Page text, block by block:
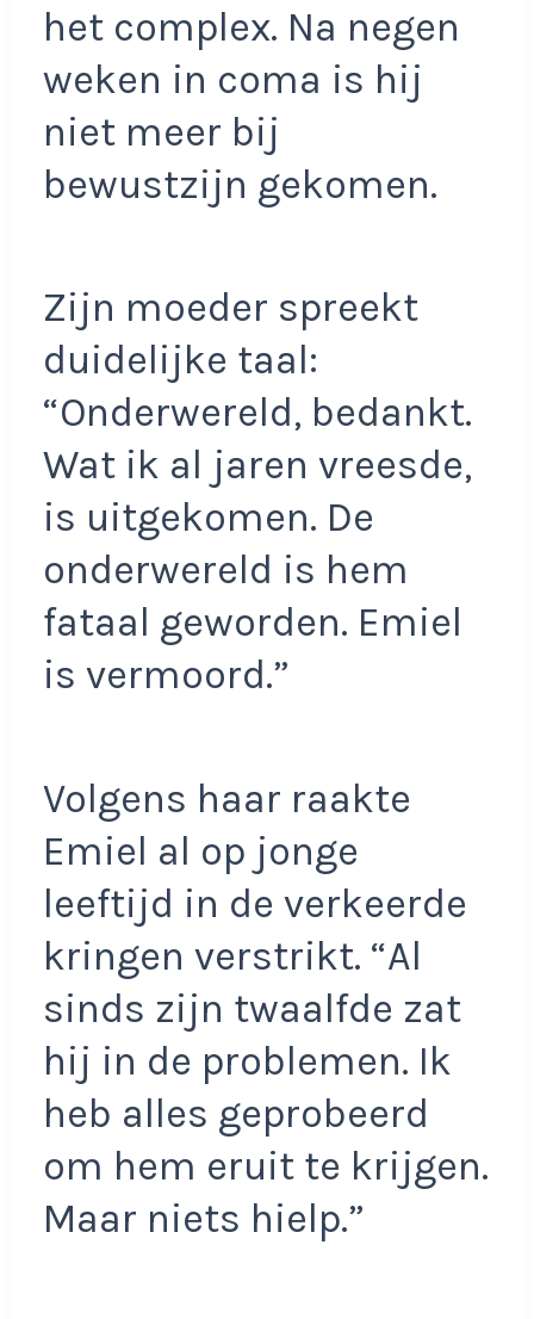
het complex. Na negen
weken in coma is hij
niet meer bij
bewustzijn gekomen.
Zijn moeder spreekt
duidelijke taal:
“Onderwereld, bedankt.
Wat ik al jaren vreesde,
is uitgekomen. De
onderwereld is hem
fataal geworden. Emiel
is vermoord.”
Volgens haar raakte
Emiel al op jonge
leeftijd in de verkeerde
kringen verstrikt. “Al
sinds zijn twaalfde zat
hij in de problemen. Ik
heb alles geprobeerd
om hem eruit te krijgen.
Maar niets hielp.”